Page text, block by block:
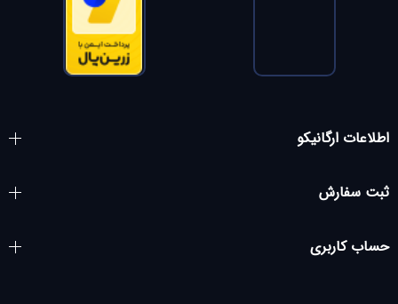
اطلاعات ارگانیکو
ثبت سفارش
حساب کاربری